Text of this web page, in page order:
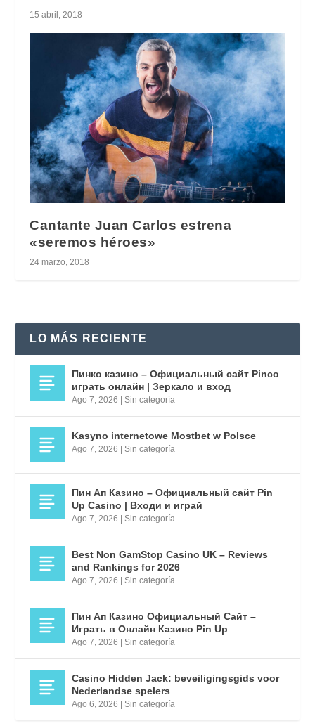
15 abril, 2018
Cantante Juan Carlos estrena
«seremos héroes»
24 marzo, 2018
LO MÁS RECIENTE
Пинко казино – Официальный сайт Pinco
играть онлайн | Зеркало и вход
Ago 7, 2026 |Sin categoría
Kasyno internetowe Mostbet w Polsce
Ago 7, 2026 |Sin categoría
Пин Ап Казино – Официальный сайт Pin
Up Casino | Входи и играй
Ago 7, 2026 |Sin categoría
Best Non GamStop Casino UK – Reviews
and Rankings for 2026
Ago 7, 2026 |Sin categoría
Пин Ап Казино Официальный Сайт –
Играть в Онлайн Казино Pin Up
Ago 7, 2026 |Sin categoría
Casino Hidden Jack: beveiligingsgids voor
Nederlandse spelers
Ago 6, 2026 |Sin categoría